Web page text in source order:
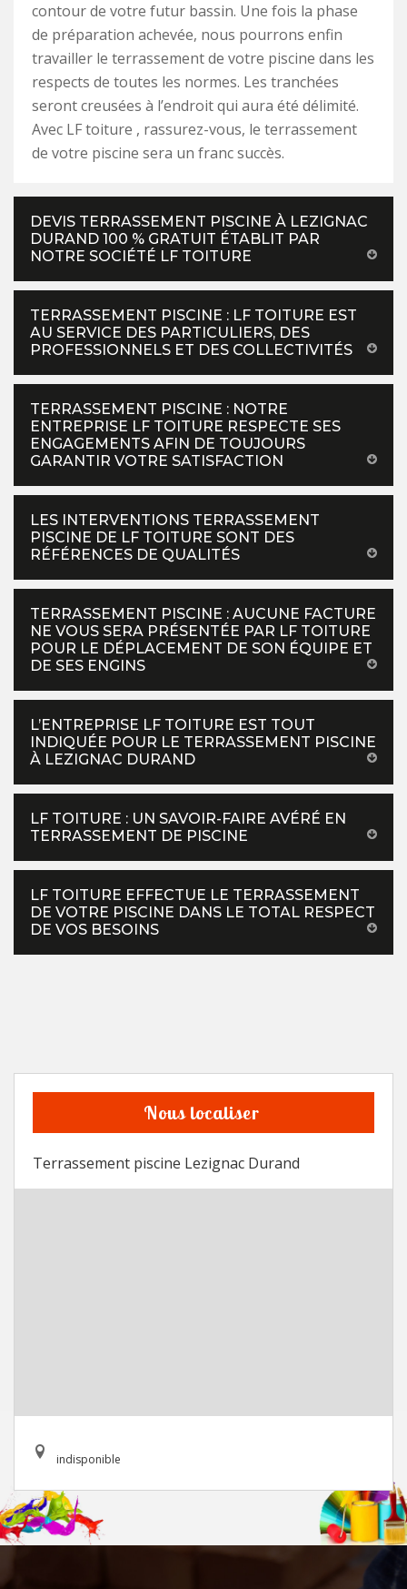
contour de votre futur bassin. Une fois la phase
de préparation achevée, nous pourrons enfin
travailler le terrassement de votre piscine dans les
respects de toutes les normes. Les tranchées
seront creusées à l’endroit qui aura été délimité.
Avec LF toiture , rassurez-vous, le terrassement
de votre piscine sera un franc succès.
DEVIS TERRASSEMENT PISCINE À LEZIGNAC
DURAND 100 % GRATUIT ÉTABLIT PAR
NOTRE SOCIÉTÉ LF TOITURE
TERRASSEMENT PISCINE : LF TOITURE EST
AU SERVICE DES PARTICULIERS, DES
PROFESSIONNELS ET DES COLLECTIVITÉS
TERRASSEMENT PISCINE : NOTRE
ENTREPRISE LF TOITURE RESPECTE SES
ENGAGEMENTS AFIN DE TOUJOURS
GARANTIR VOTRE SATISFACTION
LES INTERVENTIONS TERRASSEMENT
PISCINE DE LF TOITURE SONT DES
RÉFÉRENCES DE QUALITÉS
TERRASSEMENT PISCINE : AUCUNE FACTURE
NE VOUS SERA PRÉSENTÉE PAR LF TOITURE
POUR LE DÉPLACEMENT DE SON ÉQUIPE ET
DE SES ENGINS
L’ENTREPRISE LF TOITURE EST TOUT
INDIQUÉE POUR LE TERRASSEMENT PISCINE
À LEZIGNAC DURAND
LF TOITURE : UN SAVOIR-FAIRE AVÉRÉ EN
TERRASSEMENT DE PISCINE
LF TOITURE EFFECTUE LE TERRASSEMENT
DE VOTRE PISCINE DANS LE TOTAL RESPECT
DE VOS BESOINS
Nous localiser
Terrassement piscine Lezignac Durand
indisponible